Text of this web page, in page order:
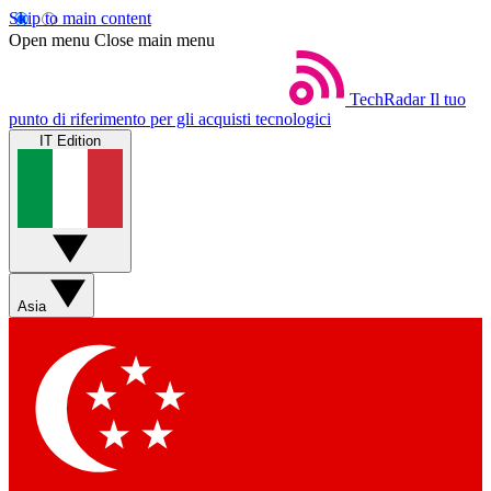
Skip to main content
Open menu Close main menu
TechRadar Il tuo
punto di riferimento per gli acquisti tecnologici
IT Edition
Asia